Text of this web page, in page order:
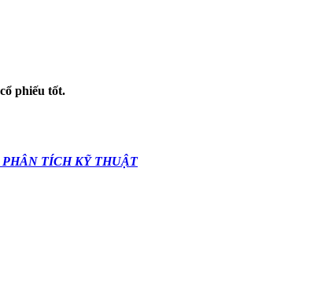
phiếu tốt.
TÍCH KỸ THUẬT